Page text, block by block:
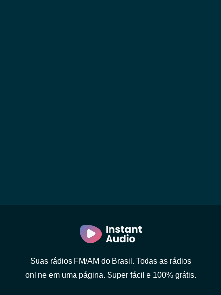
Suas rádios FM/AM do Brasil. Todas as rádios
online em uma página. Super fácil e 100% grátis.